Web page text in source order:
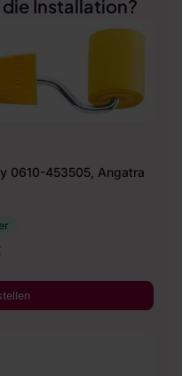
Installation?
0610-453505, Angatra